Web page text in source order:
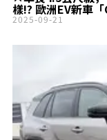
樣!? 歐洲EV新車
2025-09-21